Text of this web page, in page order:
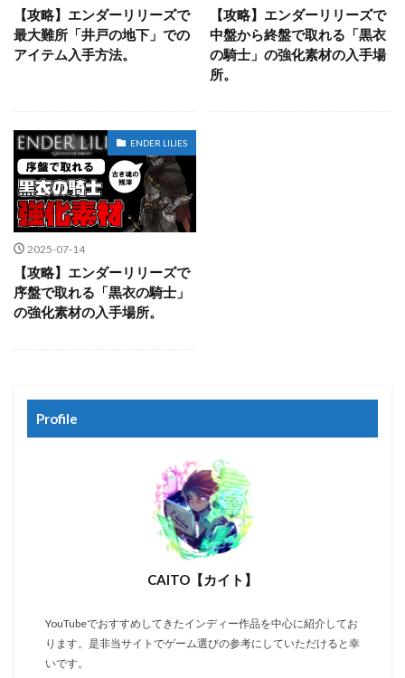
【攻略】エンダーリリーズで
最大難所「井戸の地下」での
アイテム入手方法。
【攻略】エンダーリリーズで
中盤から終盤で取れる「黒衣
の騎士」の強化素材の入手場
所。
ENDER LILIES
2025-07-14
【攻略】エンダーリリーズで
序盤で取れる「黒衣の騎士」
の強化素材の入手場所。
Profile
CAITO【カイト】
YouTubeでおすすめしてきたインディー作品を中心に紹介してお
ります。是非当サイトでゲーム選びの参考にしていただけると幸
いです。